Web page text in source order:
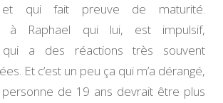
et qui fait preuve de maturité.
à Raphael qui lui, est impulsif,
a des réactions très souvent
Et c’est un peu ça qui m’a dérangé,
de 19 ans devrait être plus